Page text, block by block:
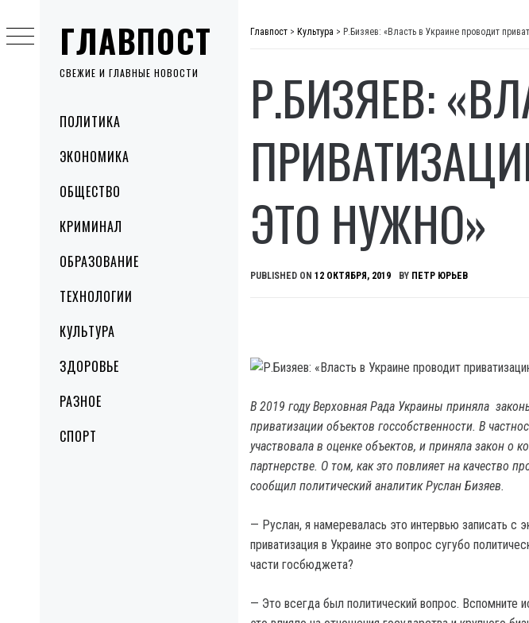
ГЛАВПОСТ
СВЕЖИЕ И ГЛАВНЫЕ НОВОСТИ
MenuПОЛИТИКА
ЭКОНОМИКА
ОБЩЕСТВО
КРИМИНАЛ
ОБРАЗОВАНИЕ
ТЕХНОЛОГИИ
КУЛЬТУРА
ЗДОРОВЬЕ
РАЗНОЕ
СПОРТ
to
content
Главпост > Культура > Р.Бизяев: «Власть в Украине проводит
Р.БИЗЯЕВ:
ЭТО НУЖНО»
PUBLISHED ON 12 ОКТЯБРЯ, 2019 BY ПЕТР ЮРЬЕВ
В 2019 году Верховная Рада Украины приняла
приватизации объектов госсобственности. В
участвовала в оценке объектов, и приняла закон о
партнерстве. О том, как это повлияет на качество
сообщил политический аналитик Руслан Бизяев.
— Руслан, я намеревалась это интервью записать с
приватизация в Украине это вопрос сугубо
части госбюджета?
— Это всегда был политический вопрос. Вспомните